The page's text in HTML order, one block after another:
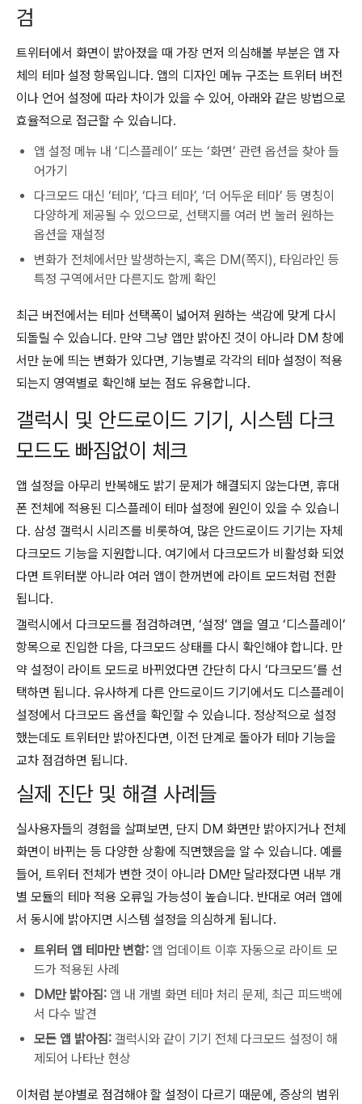
검
트위터에서 화면이 밝아졌을 때 가장 먼저 의심해볼 부분은 앱 자
체의 테마 설정 항목입니다. 앱의 디자인 메뉴 구조는 트위터 버전
이나 언어 설정에 따라 차이가 있을 수 있어, 아래와 같은 방법으로
효율적으로 접근할 수 있습니다.
앱 설정 메뉴 내 ‘디스플레이’ 또는 ‘화면’ 관련 옵션을 찾아 들
어가기
다크모드 대신 ‘테마’, ‘다크 테마’, ‘더 어두운 테마’ 등 명칭이
다양하게 제공될 수 있으므로, 선택지를 여러 번 눌러 원하는
옵션을 재설정
변화가 전체에서만 발생하는지, 혹은 DM(쪽지), 타임라인 등
특정 구역에서만 다른지도 함께 확인
최근 버전에서는 테마 선택폭이 넓어져 원하는 색감에 맞게 다시
되돌릴 수 있습니다. 만약 그냥 앱만 밝아진 것이 아니라 DM 창에
서만 눈에 띄는 변화가 있다면, 기능별로 각각의 테마 설정이 적용
되는지 영역별로 확인해 보는 점도 유용합니다.
갤럭시 및 안드로이드 기기, 시스템 다크
모드도 빠짐없이 체크
앱 설정을 아무리 반복해도 밝기 문제가 해결되지 않는다면, 휴대
폰 전체에 적용된 디스플레이 테마 설정에 원인이 있을 수 있습니
다. 삼성 갤럭시 시리즈를 비롯하여, 많은 안드로이드 기기는 자체
다크모드 기능을 지원합니다. 여기에서 다크모드가 비활성화 되었
다면 트위터뿐 아니라 여러 앱이 한꺼번에 라이트 모드처럼 전환
됩니다.
갤럭시에서 다크모드를 점검하려면, ‘설정’ 앱을 열고 ‘디스플레이’
항목으로 진입한 다음, 다크모드 상태를 다시 확인해야 합니다. 만
약 설정이 라이트 모드로 바뀌었다면 간단히 다시 ‘다크모드’를 선
택하면 됩니다. 유사하게 다른 안드로이드 기기에서도 디스플레이
설정에서 다크모드 옵션을 확인할 수 있습니다. 정상적으로 설정
했는데도 트위터만 밝아진다면, 이전 단계로 돌아가 테마 기능을
교차 점검하면 됩니다.
실제 진단 및 해결 사례들
실사용자들의 경험을 살펴보면, 단지 DM 화면만 밝아지거나 전체
화면이 바뀌는 등 다양한 상황에 직면했음을 알 수 있습니다. 예를
들어, 트위터 전체가 변한 것이 아니라 DM만 달라졌다면 내부 개
별 모듈의 테마 적용 오류일 가능성이 높습니다. 반대로 여러 앱에
서 동시에 밝아지면 시스템 설정을 의심하게 됩니다.
트위터 앱 테마만 변함: 앱 업데이트 이후 자동으로 라이트 모
드가 적용된 사례
DM만 밝아짐: 앱 내 개별 화면 테마 처리 문제, 최근 피드백에
서 다수 발견
모든 앱 밝아짐: 갤럭시와 같이 기기 전체 다크모드 설정이 해
제되어 나타난 현상
이처럼 분야별로 점검해야 할 설정이 다르기 때문에, 증상의 범위